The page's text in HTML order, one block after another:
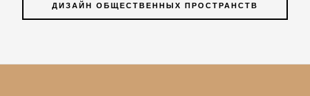
ДИЗАЙН ОБЩЕСТВЕННЫХ ПРОСТРАНСТВ